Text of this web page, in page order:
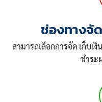
ช่องทางจั
สามารถเลือกการจัด เก็บเ
ชำระ